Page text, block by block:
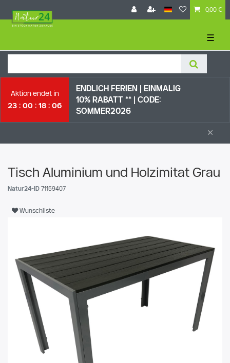
0,00 €
☰
Aktion endet in
23
00 18 05
ENDLICH FERIEN | EI NMALIG
10% RABATT ** | CODE:
SOMMER2026
×
Tisch Aluminium und Holzimitat Grau
Natur24-ID 71159407
Wunschliste